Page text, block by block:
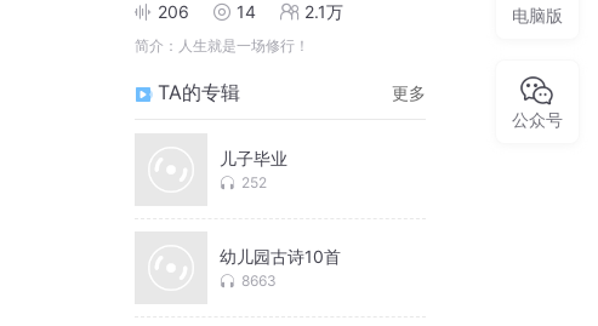
206 14 2.1万
简介： 人生就是一场修行！
TA的专辑 更多
儿子毕业
252
幼儿园古诗10首
8663
电脑版
公众号